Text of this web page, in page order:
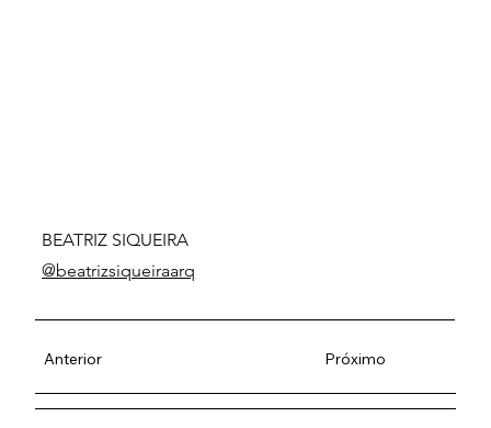
BEATRIZ SIQUEIRA
@beatrizsiqueiraarq
Anterior Próximo